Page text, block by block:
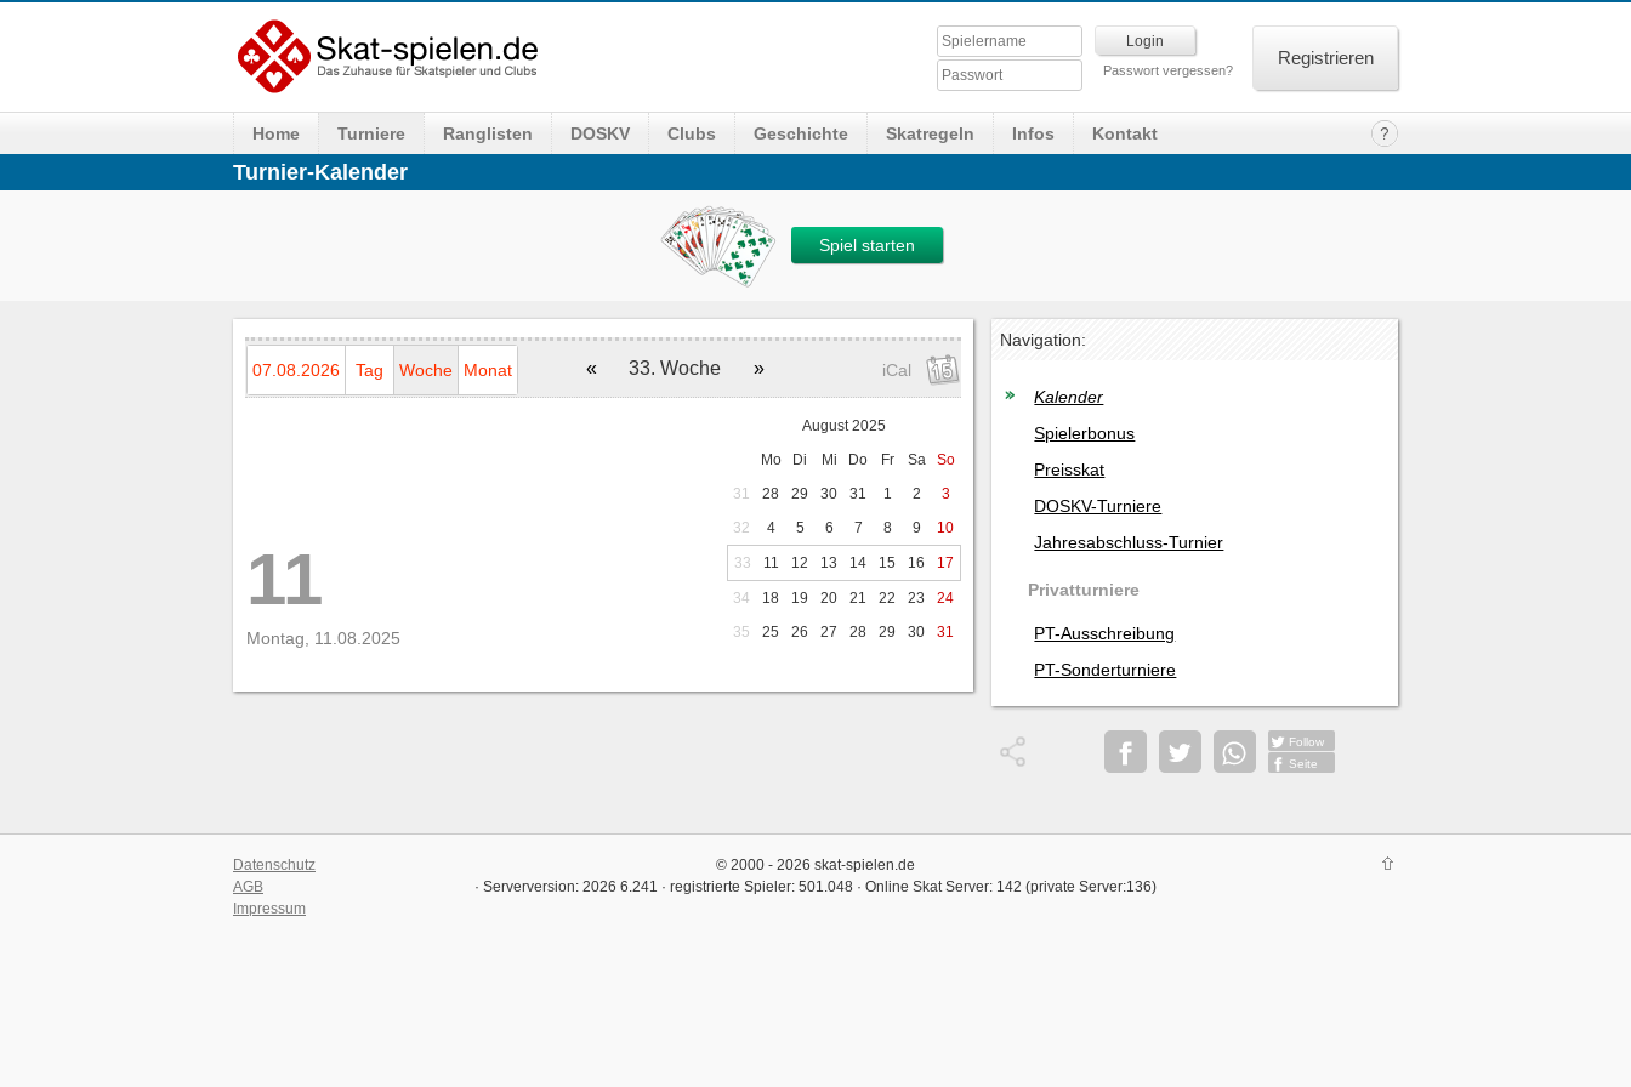
Passwort vergessen?
Registrieren
Home Turniere Ranglisten DOSKV Clubs Geschichte Skatregeln Infos Kontakt
Turnier-Kalender
Spiel starten
07.08.2026 Tag Woche Monat « 33. Woche » iCal
11
Montag, 11.08.2025
August 2025
Mo
Di Mi Do Fr Sa
So
31
28 29 30 31 1 2
3
32
4 5 6 7 8 9 10
33 11 12 13 14 15 16 17
34 18 19 20 21 22 23
24
35
25 26 27 28 29 30 31
Navigation:
Kalender
Spielerbonus
Preisskat
DOSKV-Turniere
Jahresabschluss-Turnier
Privatturniere
PT-Ausschreibung
PT-Sonderturniere
Follow
Seite
Datenschutz
AGB
Impressum
© 2000 - 2026 skat-spielen.de
· Serverversion: 2026 6.241 · registrierte Spieler: 501.048 · Online Skat Server: 142 (private Server:136)